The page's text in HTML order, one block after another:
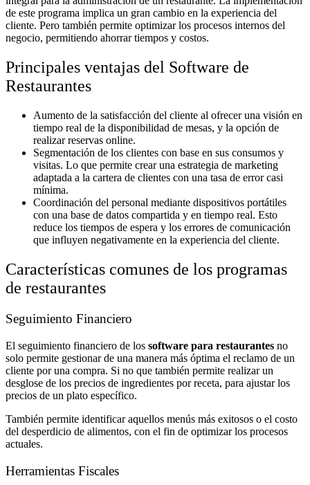
de este programa implica un gran cambio en la experiencia del
cliente. Pero también permite optimizar los procesos internos del
negocio, permitiendo ahorrar tiempos y costos.
Principales ventajas del Software de
Restaurantes
Aumento de la satisfacción del cliente al ofrecer una visión en
tiempo real de la disponibilidad de mesas, y la opción de
realizar reservas online.
Segmentación de los clientes con base en sus consumos y
visitas. Lo que permite crear una estrategia de marketing
adaptada a la cartera de clientes con una tasa de error casi
mínima.
Coordinación del personal mediante dispositivos portátiles
con una base de datos compartida y en tiempo real. Esto
reduce los tiempos de espera y los errores de comunicación
que influyen negativamente en la experiencia del cliente.
Características comunes de los programas
de restaurantes
Seguimiento Financiero
El seguimiento financiero de los software para restaurantes no
solo permite gestionar de una manera más óptima el reclamo de un
cliente por una compra. Si no que también permite realizar un
desglose de los precios de ingredientes por receta, para ajustar los
precios de un plato específico.
También permite identificar aquellos menús más exitosos o el costo
del desperdicio de alimentos, con el fin de optimizar los procesos
actuales.
Herramientas Fiscales